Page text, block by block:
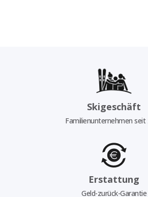
Skigeschäft
Familienunternehmen seit
Erstattung
Geld-zurück-Garantie